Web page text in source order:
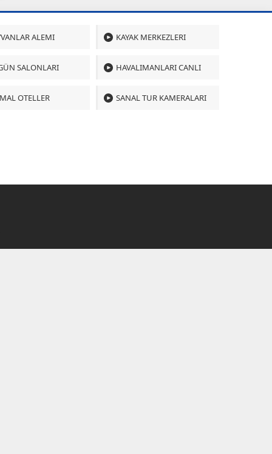
ALEMI KAYAK MERKEZLERI
SALONLARI HAVALIMANLARI CANLI
OTELLER SANAL TUR KAMERALARI